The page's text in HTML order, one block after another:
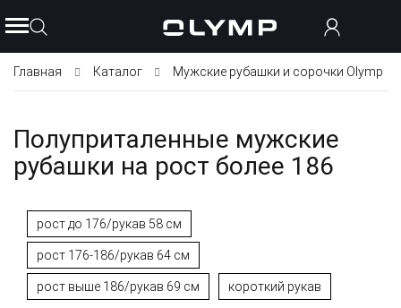
Главная Каталог Мужские рубашки и сорочки Olymp
Полуприталенные мужские
рубашки на рост более 186
рост до 176/рукав 58 см
рост 176-186/рукав 64 см
рост выше 186/рукав 69 см короткий рукав